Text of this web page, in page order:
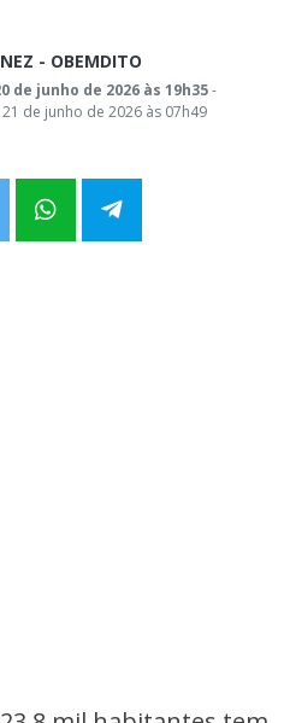
- OBEMDITO
de junho de 2026 às 19h35-
de junho de 2026 às 07h49